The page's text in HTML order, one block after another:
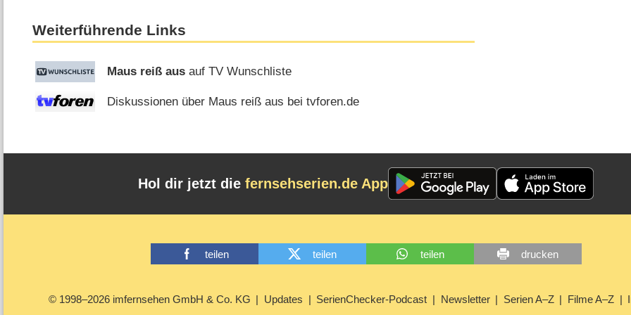
Weiterführende Links
Maus reiß aus auf TV Wunschliste
Diskussionen über Maus reiß aus bei tvforen.de
Hol dir jetzt die fernsehserien.de App
teilen teilen teilen drucken
© 1998–2026 imfernsehen GmbH & Co. KG Updates SerienChecker-Podcast Newsletter Serien A–Z Filme A–Z